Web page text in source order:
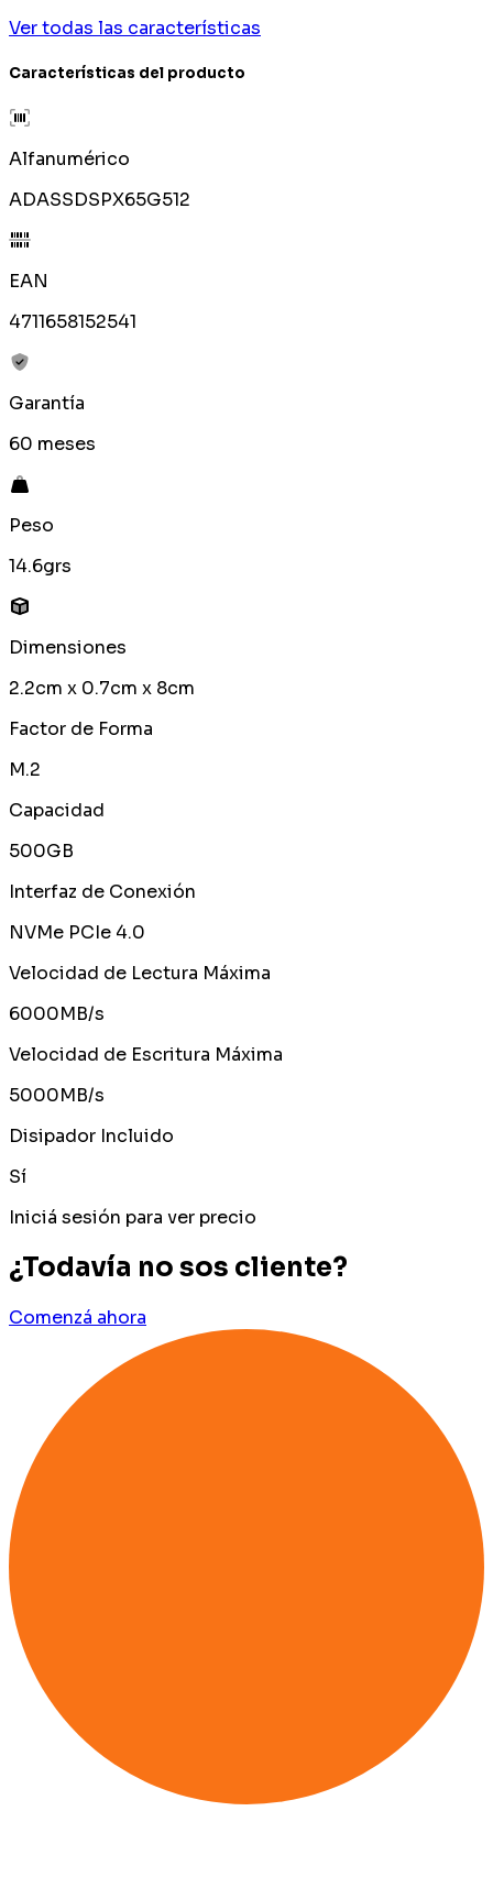
Ver todas las características
Características del producto
Alfanumérico
ADASSDSPX65G512
EAN
4711658152541
Garantía
60 meses
Peso
14.6grs
Dimensiones
2.2cm x 0.7cm x 8cm
Factor de Forma
M.2
Capacidad
500GB
Interfaz de Conexión
NVMe PCIe 4.0
Velocidad de Lectura Máxima
6000MB/s
Velocidad de Escritura Máxima
5000MB/s
Disipador Incluido
Sí
Iniciá sesión para ver precio
¿Todavía no sos cliente?
Comenzá ahora